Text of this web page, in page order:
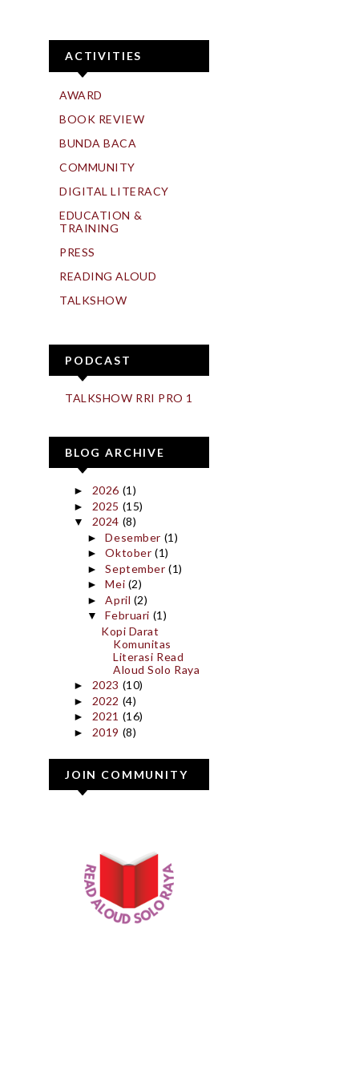
ACTIVITIES
AWARD
BOOK REVIEW
BUNDA BACA
COMMUNITY
DIGITAL LITERACY
EDUCATION &
TRAINING
PRESS
READING ALOUD
TALKSHOW
PODCAST
TALKSHOW RRI PRO 1
BLOG ARCHIVE
► 2026 (1)
► 2025 (15)
▼ 2024 (8)
►Desember (1)
►Oktober (1)
►September(1)
►Mei (2)
►April (2)
▼Februari (1)
Kopi Darat
Komunitas
Literasi Read
Aloud Solo Raya
► 2023 (10)
► 2022 (4)
► 2021 (16)
► 2019 (8)
JOIN COMMUNITY